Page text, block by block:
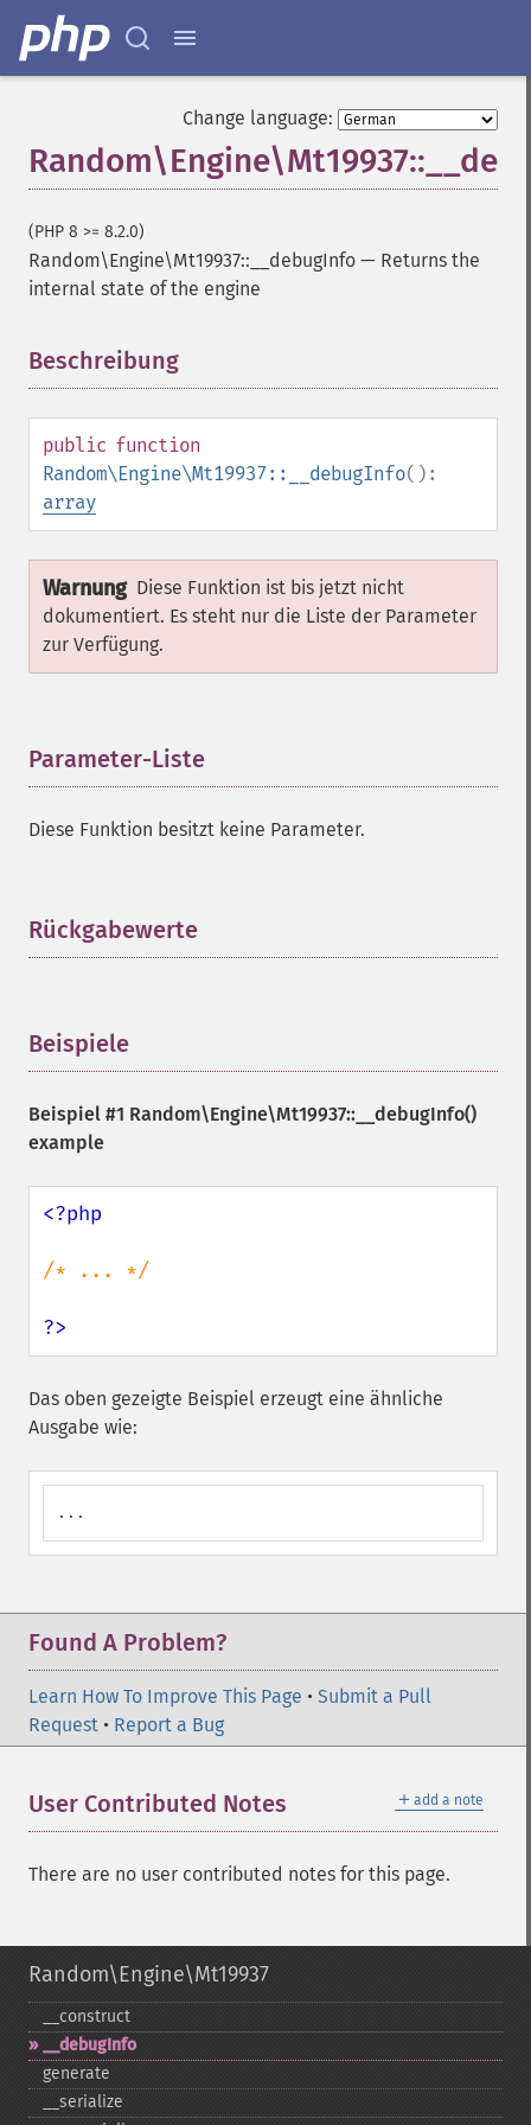
Change language:
(PHP 8 >= 8.2.0)
Random\Engine\Mt19937::__debugInfo — Returns the
internal state of the engine
Beschreibung
public function
Random\Engine\Mt19937::__debugInfo():
array
Warnung Diese Funktion ist bis jetzt nicht
dokumentiert. Es steht nur die Liste der Parameter
zur Verfügung.
Parameter-Liste
Diese Funktion besitzt keine Parameter.
Rückgabewerte
Beispiele
Beispiel #1 Random\Engine\Mt19937::__debugInfo()
example
<?php
/* ... */
?>
Das oben gezeigte Beispiel erzeugt eine ähnliche
Ausgabe wie:
...
Found A Problem?
Learn How To Improve This Page • Submit a Pull
Request • Report a Bug
＋ add a note
User Contributed Notes
There are no user contributed notes for this page.
Random\Engine\Mt19937
_​_​construct
_​_​debugInfo
generate
_​_​serialize